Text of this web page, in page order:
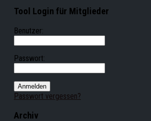
Tool Login für Mitglieder
Benutzer:
Passwort:
Passwort vergessen?
Archiv